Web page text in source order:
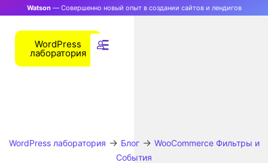
Watson— Совершенно новый опыт в создании сайтов и лендигов
WordPress
лаборатория
WordPress лаборатория → Блог→ WooCommerce Фильтры и
События